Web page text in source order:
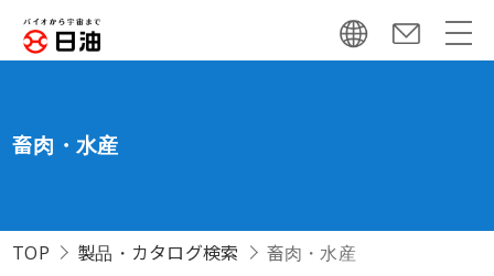
畜肉・水産
TOP 製品・カタログ検索 畜肉・水産